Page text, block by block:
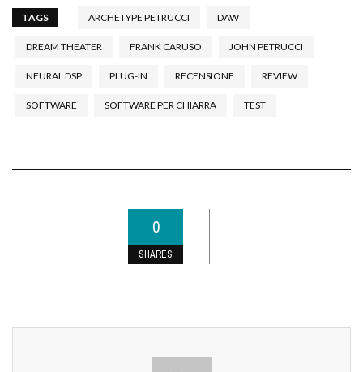
TAGS ARCHETYPE PETRUCCI DAW
DREAM THEATER FRANK CARUSO JOHN PETRUCCI
NEURAL DSP PLUG-IN RECENSIONE REVIEW
SOFTWARE SOFTWARE PER CHIARRA TEST
0
SHARES